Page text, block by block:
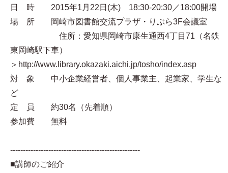
日 時 2015年1月22日(木) 18:30-20:30／18:00開場
場 所 岡崎市図書館交流プラザ・りぶら3F会議室
住所：愛知県岡崎市康生通西4丁目71（名鉄
東岡崎駅下車）
＞http://www.library.okazaki.aichi.jp/tosho/index.asp
対 象 中小企業経営者、個人事業主、起業家、学生な
ど
定 員 約30名（先着順）
参加費 無料
---------------------------------------------------
■講師のご紹介